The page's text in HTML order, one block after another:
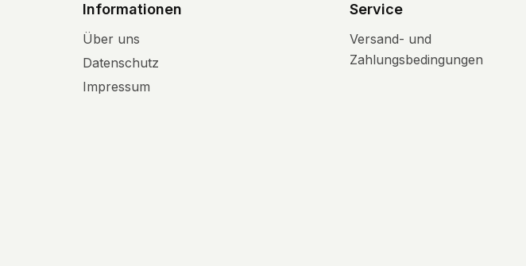
Informationen
Über uns
Datenschutz
Impressum
Service
Versand- und
Zahlungsbedingungen